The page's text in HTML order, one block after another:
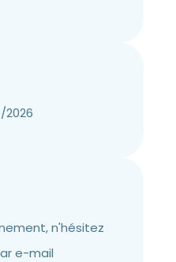
2026
n'hésitez
e-mail